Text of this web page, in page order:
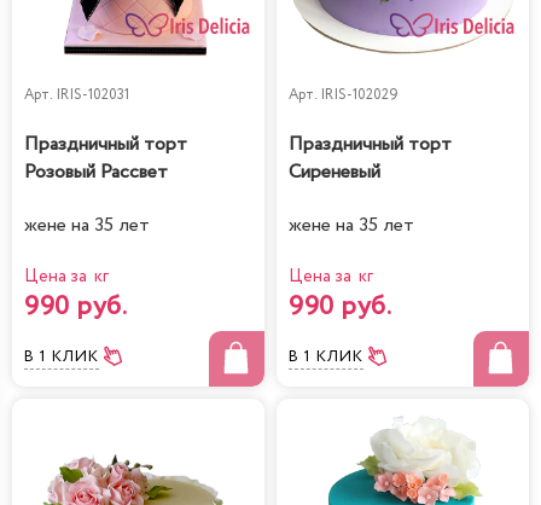
Арт. IRIS-102031
Праздничный торт
Розовый Рассвет
жене на 35 лет
Цена за кг
990 руб.
В 1 КЛИК
Арт. IRIS-102029
Праздничный торт
Сиреневый
жене на 35 лет
Цена за кг
990 руб.
В 1 КЛИК